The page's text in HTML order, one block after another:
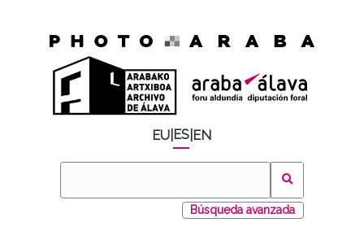
EU ES EN
Búsqueda avanzada